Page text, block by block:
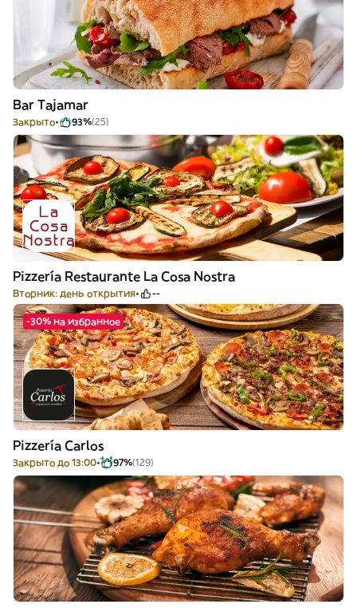
Bar Tajamar
Закрыто 93%(25)
Pizzería Restaurante La Cosa Nostra
Вторник: день открытия --
-30% на избранное
Pizzería Carlos
Закрыто до 13:00 97%(129)